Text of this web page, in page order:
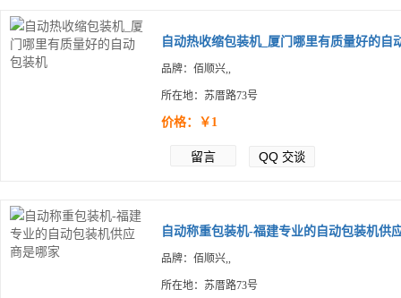
自动热收缩包装机_厦门哪里有质量好的自
品牌：佰顺兴,,
所在地：苏厝路73号
价格：￥1
留言 QQ 交谈
自动称重包装机-福建专业的自动包装机供
品牌：佰顺兴,,
所在地：苏厝路73号